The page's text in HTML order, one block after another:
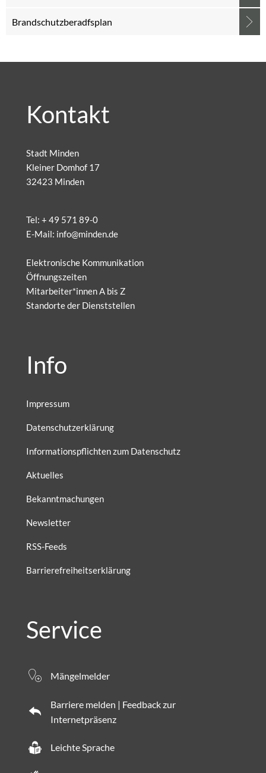
Brandschutzberadfsplan
Kontakt
Stadt Minden
Kleiner Domhof 17
32423 Minden
Tel: + 49 571 89-0
E-Mail: info@minden.de
Elektronische Kommunikation
Öffnungszeiten
Mitarbeiter*innen A bis Z
Standorte der Dienststellen
Info
Impressum
Datenschutzerklärung
Informationspflichten zum Datenschutz
Aktuelles
Bekanntmachungen
Newsletter
RSS-Feeds
Barrierefreiheitserklärung
Service
Mängelmelder
Barriere melden | Feedback zur
Internetpräsenz
Leichte Sprache